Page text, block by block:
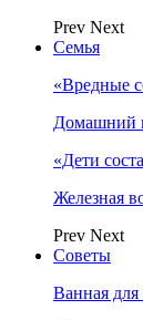
Prev Next
Семья
«Вредные
Домашний
«Дети
Железная
Prev Next
Советы
Ванная для